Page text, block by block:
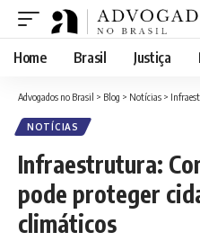
Home Brasil Justiça
Advogados no Brasil > Blog > Notícias >
NOTÍCIAS
Infraestrutura:
pode proteger
climáticos